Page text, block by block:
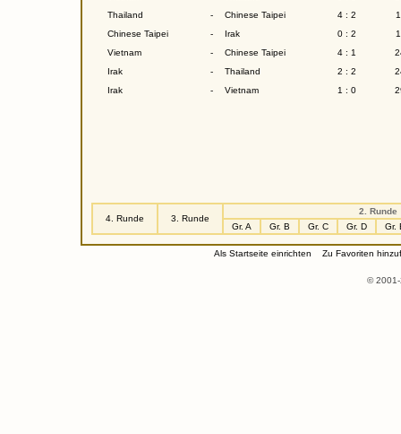
Thailand
- Chinese Taipei 4 : 2
Chinese Taipei
- Irak 0 : 2
Vietnam
- Chinese Taipei 4 : 1
Irak
- Thailand 2 : 2
Irak
- Vietnam 1 : 0
4. Runde 3. Runde
2. Runde
Gr. A
Gr. B Gr. C Gr. D Gr.
Als Startseite einrichten Zu Favoriten
©